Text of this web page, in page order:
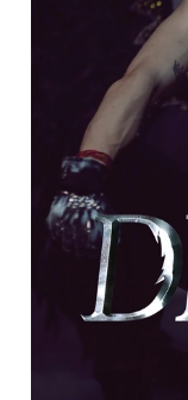
Theo dõi báo trên
0906 645 777
Đặt báo Quảng
Tổng biên tập:
Phó tổng biên tập
Phó tổng biên tập:
Phó tổng biên tập:
Tổng thư ký tòa
Giấy phép xuất bản
© 2003-2026 Bản